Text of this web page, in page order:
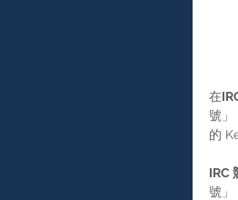
在
號」
的
IRC
號」